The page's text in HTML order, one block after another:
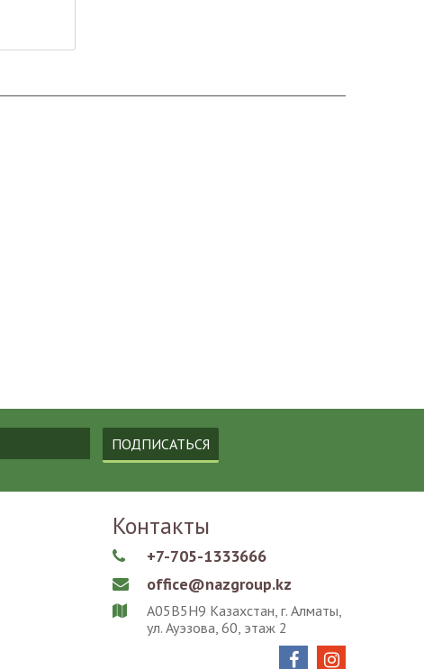
ПОДПИСАТЬСЯ
Контакты
 +7-705-1333666
 office@nazgroup.kz

A05B5H9 Казахстан, г. Алматы,
ул. Ауэзова, 60, этаж 2

